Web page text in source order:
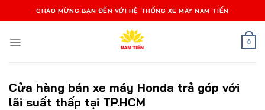
qua
dung
CHÀO MỪNG BẠN ĐẾN VỚI HỆ THỐNG XE MÁY NAM TIẾN
0
Cửa hàng bán xe máy Honda trả góp với
lãi suất thấp tại TP.HCM